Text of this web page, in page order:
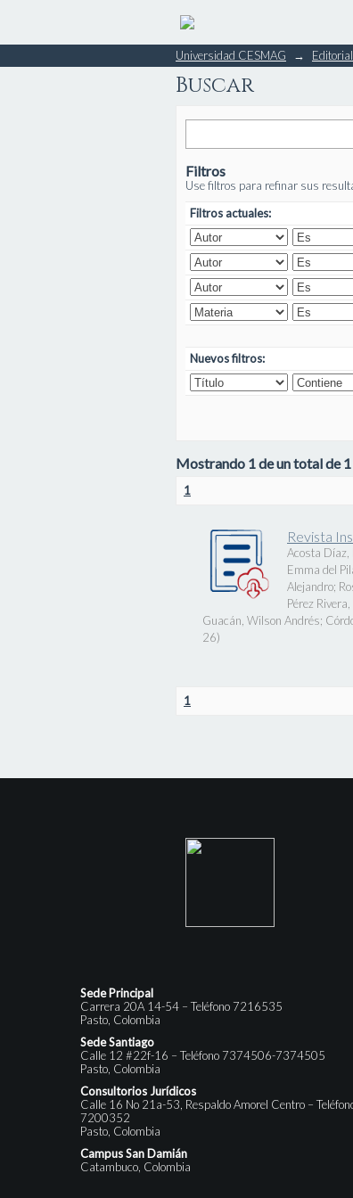
Buscar
Universidad CESMAG →
Buscar
Filtros
Use filtros para refinar sus
Filtros actuales:
Nuevos filtros:
Mostrando 1 de un total de
1
Revista
Acosta Díaz,
Emma del
Alejandro;
Pérez
Guacán, Wilson Andrés;
26)
1
Sede Principal
Carrera 20A 14-54 – Teléfono 7216535
Pasto, Colombia
Sede Santiago
Calle 12 #22f-16 – Teléfono 7374506-7374505
Pasto, Colombia
Consultorios Jurídicos
Calle 16 No 21a-53, Respaldo Amorel Centro –
7200352
Pasto, Colombia
Campus San Damián
Catambuco, Colombia